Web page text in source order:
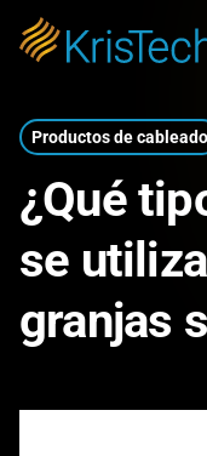
Skip to main content
Productos de cableado
¿Qué
se
granjas